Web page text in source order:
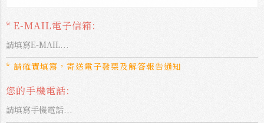
* E-MAIL電子信箱:
* 請確實填寫，寄送電子發票及解答報告通知
您的手機電話: